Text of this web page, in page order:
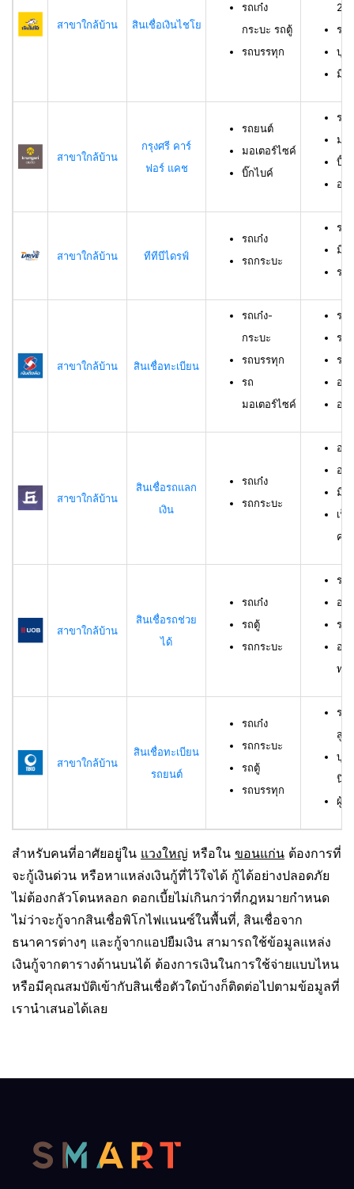
สาขาใกล้บ้าน สินเชื่อเงินไชโย
รถเก๋ง
กระบะ รถตู้
รถบรรทุก
23
รถ
บุค
มีร
สาขาใกล้บ้าน
กรุงศรี คาร์
ฟอร์ แคช
รถยนต์
มอเตอร์ไซค์
บิ๊กไบค์
รถ
มอ
บิ๊ก
อา
สาขาใกล้บ้าน ทีทีบีไดรฟ์
รถเก๋ง
รถกระบะ
รถ
มีอ
รา
สาขาใกล้บ้าน สินเชื่อทะเบียน
รถเก๋ง-
กระบะ
รถบรรทุก
รถ
มอเตอร์ไซค์
รถ
รถ
รถ
อา
อา
สาขาใกล้บ้าน
สินเชื่อรถแลก
เงิน
รถเก๋ง
รถกระบะ
อา
อา
มีร
เป็
คร
สาขาใกล้บ้าน
สินเชื่อรถช่วย
ได้
รถเก๋ง
รถตู้
รถกระบะ
รถ
อา
รา
อา
ทด
สาขาใกล้บ้าน
สินเชื่อทะเบียน
รถยนต์
รถเก๋ง
รถกระบะ
รถตู้
รถบรรทุก
รถ
สูง
บุค
นิติ
ผู้กู้
สำหรับคนที่อาศัยอยู่ใน แวงใหญ่ หรือใน ขอนแก่น ต้องการที่
จะกู้เงินด่วน หรือหาแหล่งเงินกู้ที่ไว้ใจได้ กู้ได้อย่างปลอดภัย
ไม่ต้องกลัวโดนหลอก ดอกเบี้ยไม่เกินกว่าที่กฎหมายกำหนด
ไม่ว่าจะกู้จากสินเชื่อพิโกไฟแนนซ์ในพื้นที่, สินเชื่อจาก
ธนาคารต่างๆ และกู้จากแอปยืมเงิน สามารถใช้ข้อมูลแหล่ง
เงินกู้จากตารางด้านบนได้ ต้องการเงินในการใช้จ่ายแบบไหน
หรือมีคุณสมบัติเข้ากับสินเชื่อตัวใดบ้างก็ติดต่อไปตามข้อมูลที่
เรานำเสนอได้เลย